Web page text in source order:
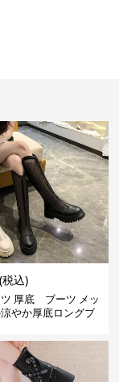
(税込)
厚底 ブーツ メッ
やか厚底ロングブ